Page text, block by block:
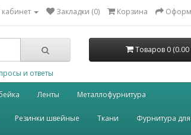
Закладки (0) Корзина
Товаров 0 (0.00
и ответы
Ленты Металлофурнитура
Резинки швейные Ткани Фурнитура